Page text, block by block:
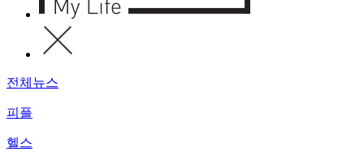
전체뉴스
피플
헬스